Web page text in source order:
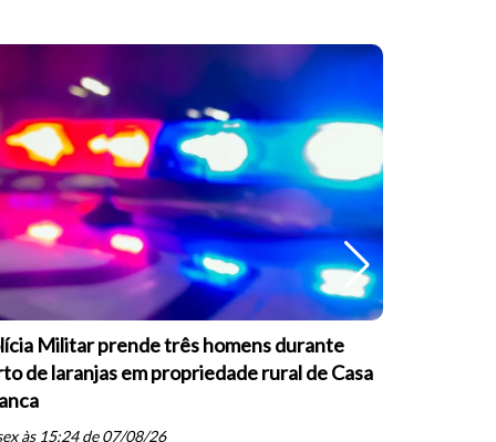
Militar prende três homens durante
de laranjas em propriedade rural de Casa
às 15:24 de 07/08/26